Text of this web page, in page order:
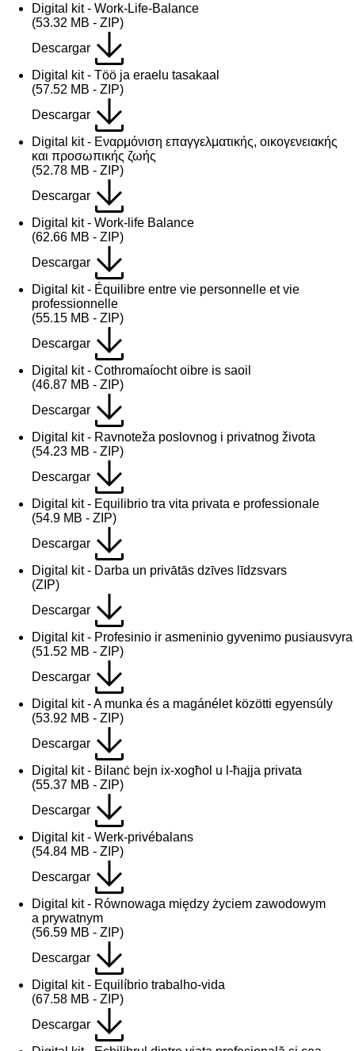
Digital kit - Work-Life-Balance
(53.32 MB - ZIP)
Descargar
Digital kit - Töö ja eraelu tasakaal
(57.52 MB - ZIP)
Descargar
Digital kit - Εναρμόνιση επαγγελματικής, οικογενειακής
και προσωπικής ζωής
(52.78 MB - ZIP)
Descargar
Digital kit - Work-life Balance
(62.66 MB - ZIP)
Descargar
Digital kit - Équilibre entre vie personnelle et vie
professionnelle
(55.15 MB - ZIP)
Descargar
Digital kit - Cothromaíocht oibre is saoil
(46.87 MB - ZIP)
Descargar
Digital kit - Ravnoteža poslovnog i privatnog života
(54.23 MB - ZIP)
Descargar
Digital kit - Equilibrio tra vita privata e professionale
(54.9 MB - ZIP)
Descargar
Digital kit - Darba un privātās dzīves līdzsvars
(ZIP)
Descargar
Digital kit - Profesinio ir asmeninio gyvenimo pusiausvyra
(51.52 MB - ZIP)
Descargar
Digital kit - A munka és a magánélet közötti egyensúly
(53.92 MB - ZIP)
Descargar
Digital kit - Bilanċ bejn ix-xogħol u l-ħajja privata
(55.37 MB - ZIP)
Descargar
Digital kit - Werk-privébalans
(54.84 MB - ZIP)
Descargar
Digital kit - Równowaga między życiem zawodowym
a prywatnym
(56.59 MB - ZIP)
Descargar
Digital kit - Equilíbrio trabalho-vida
(67.58 MB - ZIP)
Descargar